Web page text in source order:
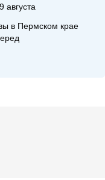
августа
в Пермском крае